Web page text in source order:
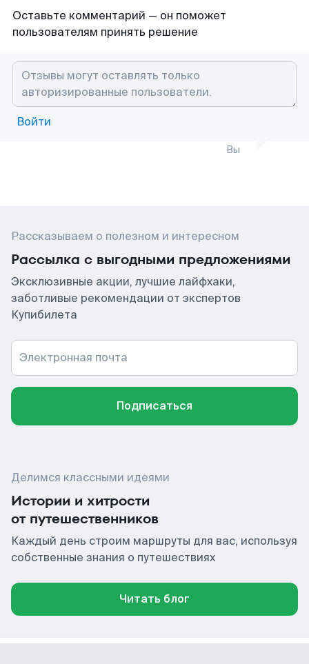
Оставьте комментарий — он поможет
пользователям принять решение
Войти
Вы
Рассказываем о полезном и интересном
Рассылка с выгодными предложениями
Эксклюзивные акции, лучшие лайфхаки,
заботливые рекомендации от экспертов
Купибилета
Электронная почта
Подписаться
Делимся классными идеями
Истории и хитрости
от путешественников
Каждый день строим маршруты для вас, используя
собственные знания о путешествиях
Читать блог